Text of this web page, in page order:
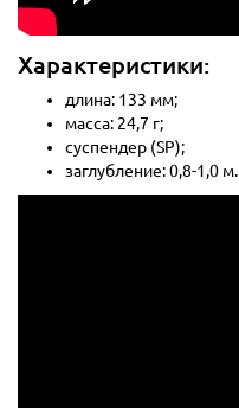
Характеристики:
длина: 133 мм;
масса: 24,7 г;
суспендер (SP);
заглубление: 0,8-1,0 м.